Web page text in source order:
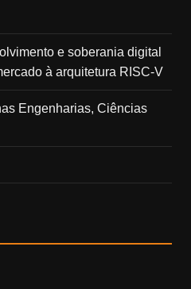
e soberania digital
à arquitetura RISC-V
Engenharias, Ciências